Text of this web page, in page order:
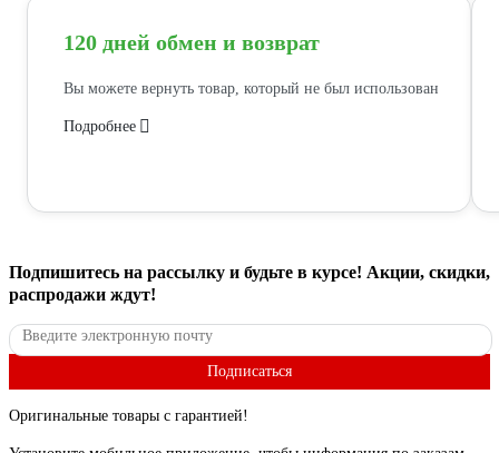
120 дней обмен и возврат
Вы можете вернуть товар, который не был использован
Подробнее
Подпишитесь на рассылку и будьте в курсе! Акции, скидки,
распродажи ждут!
Подписаться
Оригинальные товары с гарантией!